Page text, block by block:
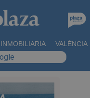
VALÈNCIA